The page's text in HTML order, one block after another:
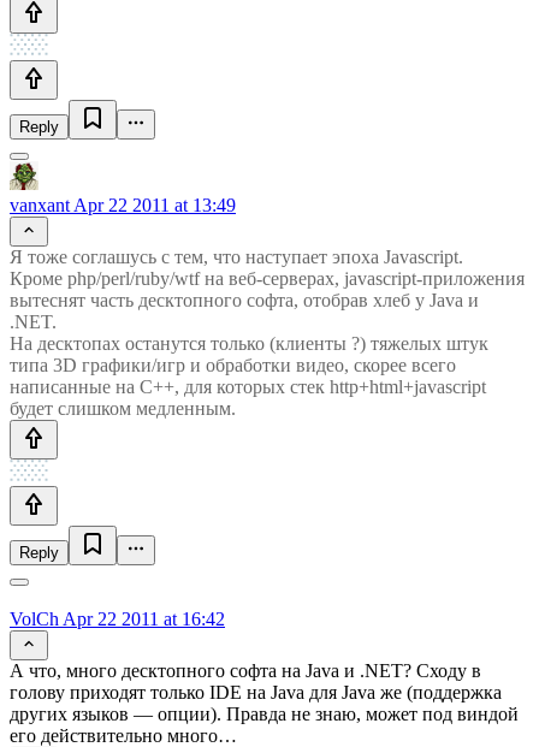
Reply
vanxant Apr 22 2011 at 13:49
Я тоже соглашусь с тем, что наступает эпоха Javascript.
Кроме php/perl/ruby/wtf на веб-серверах, javascript-приложения
вытеснят часть десктопного софта, отобрав хлеб у Java и
.NET.
На десктопах останутся только (клиенты ?) тяжелых штук
типа 3D графики/игр и обработки видео, скорее всего
написанные на С++, для которых стек http+html+javascript
будет слишком медленным.
Reply
VolCh Apr 22 2011 at 16:42
А что, много десктопного софта на Java и .NET? Сходу в
голову приходят только IDE на Java для Java же (поддержка
других языков — опции). Правда не знаю, может под виндой
его действительно много…